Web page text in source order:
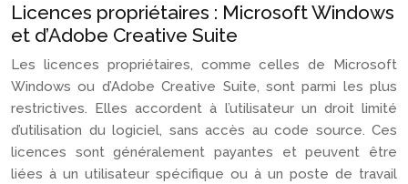
Licences propriétaires : Microsoft Windows
et d’Adobe Creative Suite
Les licences propriétaires, comme celles de Microsoft
Windows ou d’Adobe Creative Suite, sont parmi les plus
restrictives. Elles accordent à l’utilisateur un droit limité
d’utilisation du logiciel, sans accès au code source. Ces
licences sont généralement payantes et peuvent être
liées à un utilisateur spécifique ou à un poste de travail